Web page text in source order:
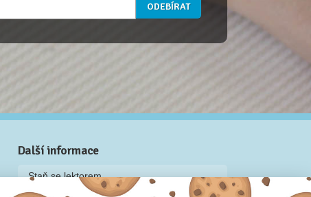
Další informace
Staň se lektorem